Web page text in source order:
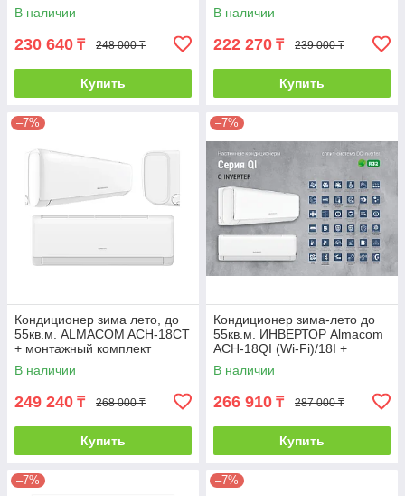
В наличии
230 640 ₸ 248 000 ₸
Купить
В наличии
222 270 ₸ 239 000 ₸
Купить
–7%
Кондиционер зима лето, до
55кв.м. ALMACOM ACH-18CT
+ монтажный комплект
В наличии
249 240 ₸ 268 000 ₸
Купить
–7%
Кондиционер зима-лето до
55кв.м. ИНВЕРТОР Almacom
ACH-18QI (Wi-Fi)/18I +
монтажный комплект
В наличии
266 910 ₸ 287 000 ₸
Купить
–7% –7%